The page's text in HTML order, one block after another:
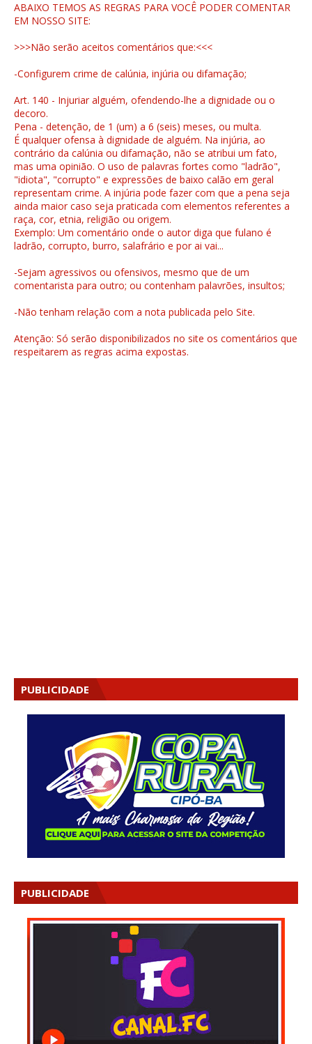
ABAIXO TEMOS AS REGRAS PARA VOCÊ PODER COMENTAR
EM NOSSO SITE:
>>>Não serão aceitos comentários que:<<<
-Configurem crime de calúnia, injúria ou difamação;
Art. 140 - Injuriar alguém, ofendendo-lhe a dignidade ou o
decoro.
Pena - detenção, de 1 (um) a 6 (seis) meses, ou multa.
É qualquer ofensa à dignidade de alguém. Na injúria, ao
contrário da calúnia ou difamação, não se atribui um fato,
mas uma opinião. O uso de palavras fortes como "ladrão",
"idiota", "corrupto" e expressões de baixo calão em geral
representam crime. A injúria pode fazer com que a pena seja
ainda maior caso seja praticada com elementos referentes a
raça, cor, etnia, religião ou origem.
Exemplo: Um comentário onde o autor diga que fulano é
ladrão, corrupto, burro, salafrário e por ai vai...
-Sejam agressivos ou ofensivos, mesmo que de um
comentarista para outro; ou contenham palavrões, insultos;
-Não tenham relação com a nota publicada pelo Site.
Atenção: Só serão disponibilizados no site os comentários que
respeitarem as regras acima expostas.
PUBLICIDADE
PUBLICIDADE